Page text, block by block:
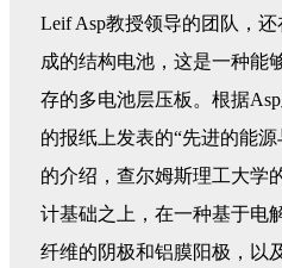
Leif Asp教授领导的团队，
成的结构电池，这是一种能
存的多电池层压板。根据
的报纸上发表的“先进的能
的介绍，查尔姆斯理工大学
计基础之上，在一种基于电
纤维的阴极和铝膜阳极，以